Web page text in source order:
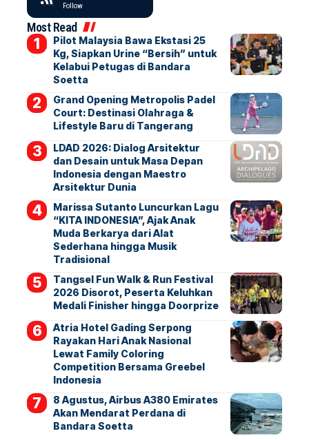
Follow
Most Read
Pilot Malaysia Bawa Ekstasi 25
Kg, Siapkan Urine “Bersih” untuk
Kelabui Petugas di Bandara
Soetta
Grand Opening Metropolis Padel
Court: Destinasi Olahraga &
Lifestyle Baru di Tangerang
LDAD 2026: Dialog Arsitektur
dan Desain untuk Masa Depan
Indonesia dengan Maestro
Arsitektur Dunia
Marissa Sutanto Luncurkan Lagu
“KITA INDONESIA”, Ajak Anak
Muda Berkarya dari Alat
Sederhana hingga Musik
Tradisional
Tangsel Fun Walk & Run Festival
2026 Disorot, Peserta Keluhkan
Medali Finisher hingga Doorprize
Atria Hotel Gading Serpong
Rayakan Hari Anak Nasional
Lewat Family Coloring
Competition Bersama Greebel
Indonesia
8 Agustus, Airbus A380 Emirates
Akan Mendarat Perdana di
Bandara Soetta